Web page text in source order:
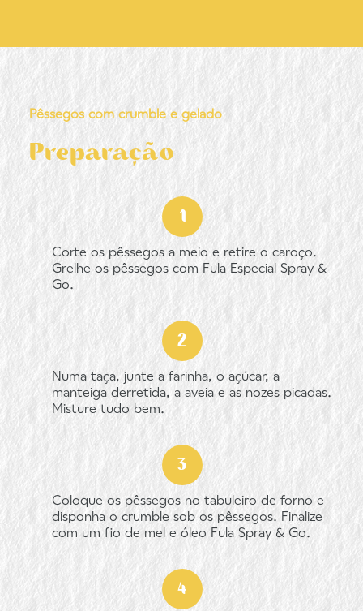
Pêssegos com crumble e gelado
Preparação
Corte os pêssegos a meio e retire o caroço.
Grelhe os pêssegos com Fula Especial Spray &
Go.
Numa taça, junte a farinha, o açúcar, a
manteiga derretida, a aveia e as nozes picadas.
Misture tudo bem.
Coloque os pêssegos no tabuleiro de forno e
disponha o crumble sob os pêssegos. Finalize
com um fio de mel e óleo Fula Spray & Go.